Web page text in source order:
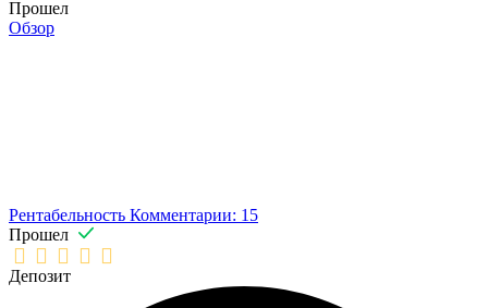
Прошел
Обзор
Рентабельность Комментарии: 15
Прошел
Депозит